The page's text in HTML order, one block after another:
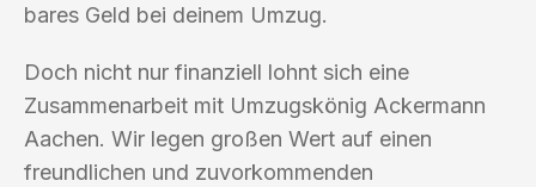
bares Geld bei deinem Umzug.
Doch nicht nur finanziell lohnt sich eine
Zusammenarbeit mit Umzugskönig Ackermann
Aachen. Wir legen großen Wert auf einen
freundlichen und zuvorkommenden